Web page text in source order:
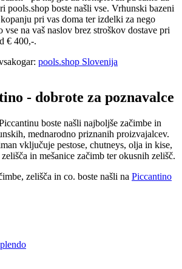
pools.shop boste našli vse. Vrhunski bazeni
pri vas doma ter izdelki za nego
vse na vaš naslov brez stroškov dostave pri
€ 400,-.
pools.shop Slovenija
- dobrote za poznavalce
boste našli najboljše začimbe in
mednarodno priznanih proizvajalcev.
vključuje pestose, chutneys, olja in kise,
zelišča in mešanice začimb ter okusnih zelišč.
zelišča in co. boste našli na Piccantino